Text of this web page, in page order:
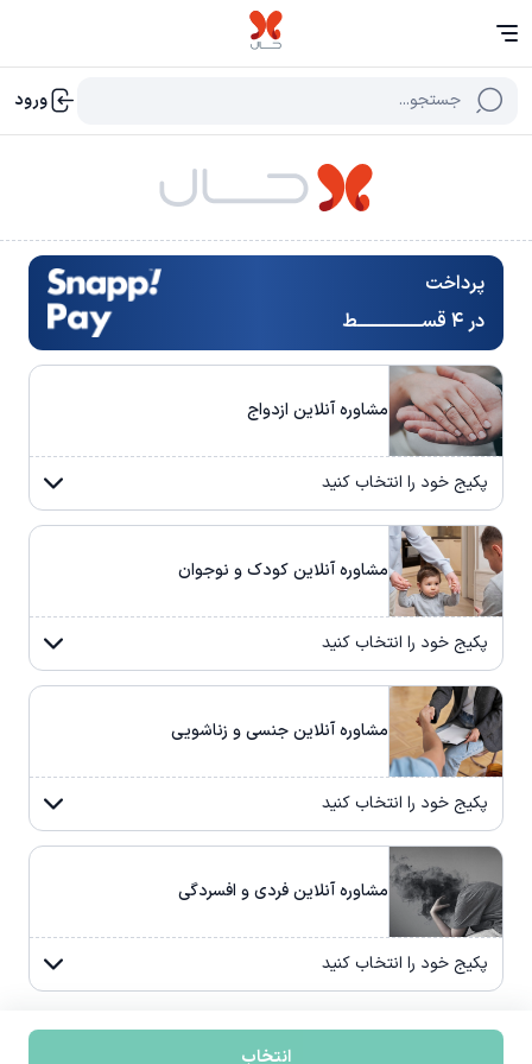
جستجو... ورود
در ۴ قســــــــــــــــــط
مشاوره آنلاین ازدواج
پکیج خود را انتخاب کنید
مشاوره آنلاین کودک و نوجوان
پکیج خود را انتخاب کنید
مشاوره آنلاین جنسی و زناشویی
پکیج خود را انتخاب کنید
مشاوره آنلاین فردی و افسردگی
پکیج خود را انتخاب کنید
انتخاب